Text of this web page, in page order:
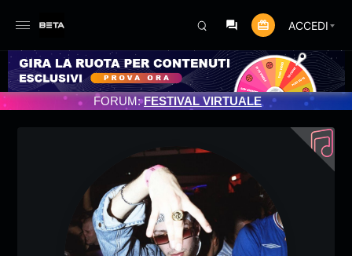
ACCEDI
PROGRAMMATO 3/07/2025
FORUM:FESTIVAL VIRTUALE